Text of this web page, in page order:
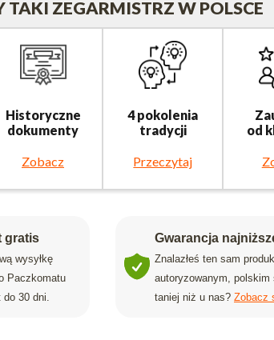
TAKI ZEGARMISTRZ W POLSCE
Historyczne
dokumenty
Zobacz
4 pokolenia
tradycji
Przeczytaj
od
gratis
wysyłkę
Paczkomatu
do 30 dni.
Gwarancja
Znalazłeś ten sam
autoryzowanym, polskim
taniej niż u nas? Zobacz